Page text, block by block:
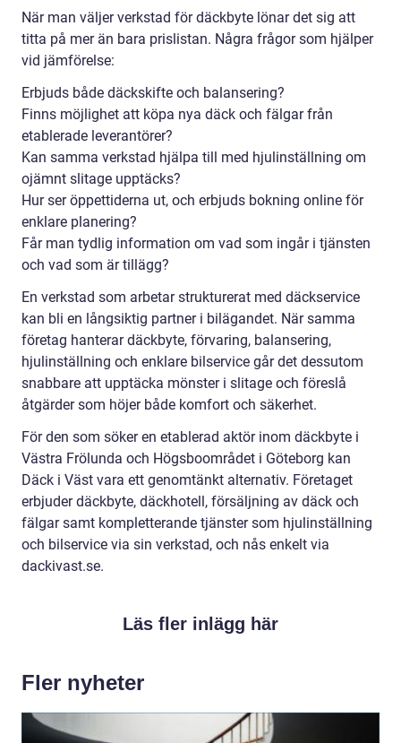
När man väljer verkstad för däckbyte lönar det sig att
titta på mer än bara prislistan. Några frågor som hjälper
vid jämförelse:
Erbjuds både däckskifte och balansering?
Finns möjlighet att köpa nya däck och fälgar från
etablerade leverantörer?
Kan samma verkstad hjälpa till med hjulinställning om
ojämnt slitage upptäcks?
Hur ser öppettiderna ut, och erbjuds bokning online för
enklare planering?
Får man tydlig information om vad som ingår i tjänsten
och vad som är tillägg?
En verkstad som arbetar strukturerat med däckservice
kan bli en långsiktig partner i bilägandet. När samma
företag hanterar däckbyte, förvaring, balansering,
hjulinställning och enklare bilservice går det dessutom
snabbare att upptäcka mönster i slitage och föreslå
åtgärder som höjer både komfort och säkerhet.
För den som söker en etablerad aktör inom däckbyte i
Västra Frölunda och Högsboområdet i Göteborg kan
Däck i Väst vara ett genomtänkt alternativ. Företaget
erbjuder däckbyte, däckhotell, försäljning av däck och
fälgar samt kompletterande tjänster som hjulinställning
och bilservice via sin verkstad, och nås enkelt via
dackivast.se.
Läs fler inlägg här
Fler nyheter